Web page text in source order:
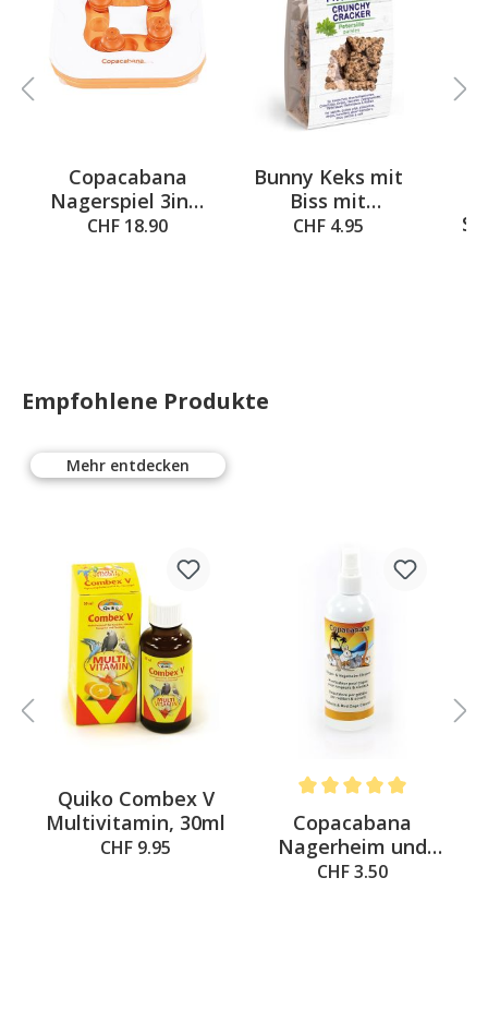
out of 5 starsCopacabana
Nagerspiel 3in1,
24x24x3cm
CHF 18.90
Bunny Keks mit
Biss mit
Petersilie, 50g
CHF 4.95
Empfohlene Produkte
Mehr entdecken
out of 5 starsQuiko Combex V
Multivitamin, 30ml
CHF 9.95
Copacabana
Nagerheim und
Vogelheim Cleaner
CHF 3.50